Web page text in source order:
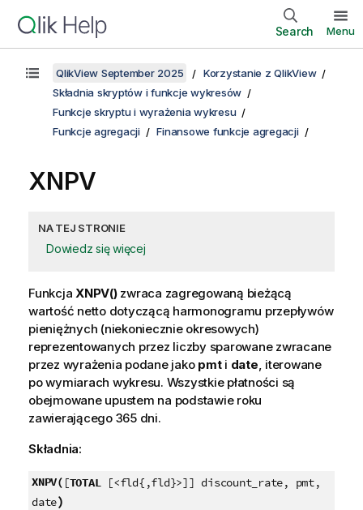
Search Menu
QlikView September 2025
Korzystanie z QlikView
Składnia skryptów i funkcje wykresów
Funkcje skryptu i wyrażenia wykresu
Funkcje agregacji
Finansowe funkcje agregacji
XNPV
NA TEJ STRONIE
Dowiedz się więcej
Funkcja XNPV()zwraca zagregowaną bieżącą
wartość netto dotyczącą harmonogramu przepływów
pieniężnych (niekoniecznie okresowych)
reprezentowanych przez liczby sparowane zwracane
przez wyrażenia podane jako pmti date, iterowane
po wymiarach wykresu. Wszystkie płatności są
obejmowane upustem na podstawie roku
zawierającego 365 dni.
Składnia:
XNPV( [TOTAL[<fld{,fld}>]] discount_rate, pmt,
date)